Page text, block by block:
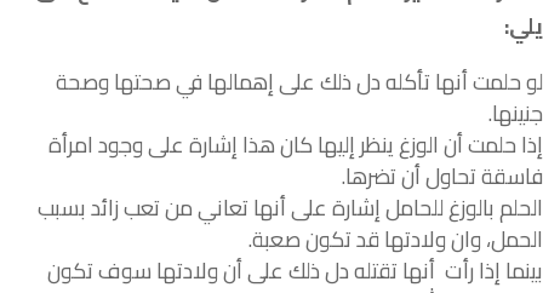
يلي:
لوحلمتأنهاتأكلهدلذلكعلىإهمالهافيصحتهاوصحة
جنينها.
إذاحلمتأنالوزغينظرإليهاكانهذاإشارةعلىوجودامرأة
فاسقةتحاولأنتضرها.
الحلمبالوزغللحاملإشارةعلىأنهاتعانيمنتعبزائدبسبب
الحمل، وانولادتهاقدتكونصعبة.
بينما إذا رأت أنهاتقتلهدلذلكعلىأنولادتهاسوفتكون